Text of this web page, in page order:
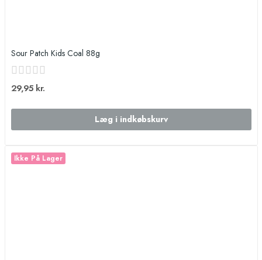
Sour Patch Kids Coal 88g
29,95 kr.
Læg i indkøbskurv
Ikke På Lager